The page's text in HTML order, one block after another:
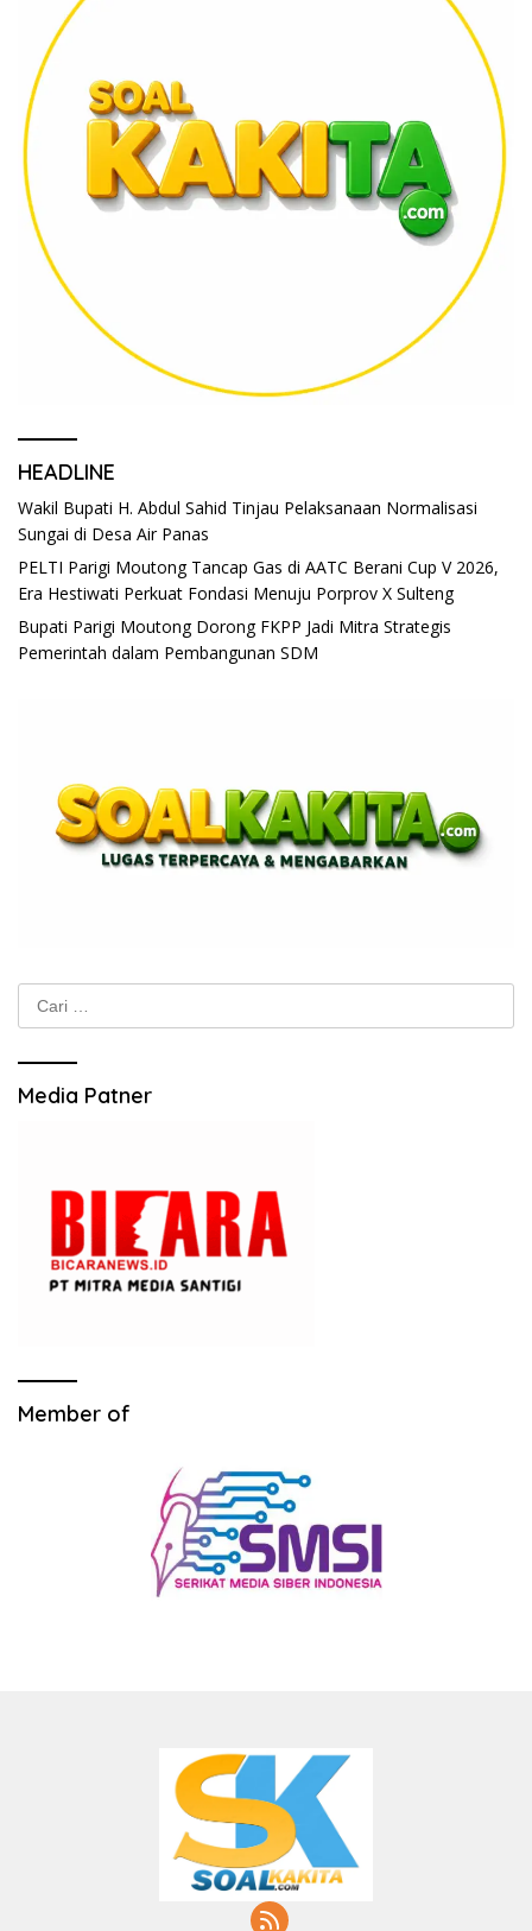
HEADLINE
Wakil Bupati H. Abdul Sahid Tinjau Pelaksanaan Normalisasi
Sungai di Desa Air Panas
PELTI Parigi Moutong Tancap Gas di AATC Berani Cup V 2026,
Era Hestiwati Perkuat Fondasi Menuju Porprov X Sulteng
Bupati Parigi Moutong Dorong FKPP Jadi Mitra Strategis
Pemerintah dalam Pembangunan SDM
Cari
untuk:
Media Patner
Member of